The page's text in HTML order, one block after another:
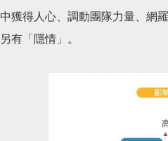
中獲得人心、調動團隊力量、網
另有「隱情」。